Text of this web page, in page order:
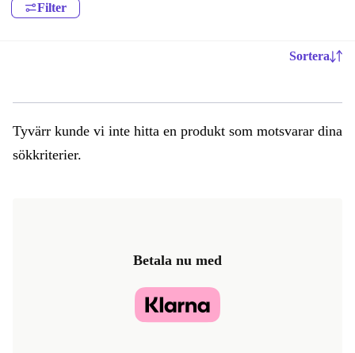
Filter
Sortera
Tyvärr kunde vi inte hitta en produkt som motsvarar dina
sökkriterier.
Betala nu med